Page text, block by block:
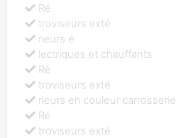
Ré
troviseurs exté
rieurs é
lectriques et chauffants
Ré
troviseurs exté
rieurs en couleur carrosserie
Ré
troviseurs exté